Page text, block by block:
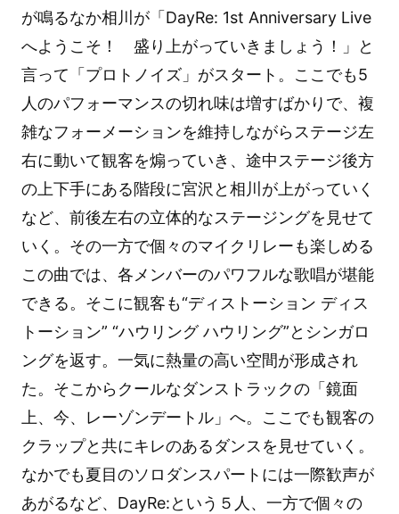
が鳴るなか相川が「DayRe: 1st Anniversary Live
へようこそ！ 盛り上がっていきましょう！」と
言って「プロトノイズ」がスタート。ここでも5
人のパフォーマンスの切れ味は増すばかりで、複
雑なフォーメーションを維持しながらステージ左
右に動いて観客を煽っていき、途中ステージ後方
の上下手にある階段に宮沢と相川が上がっていく
など、前後左右の立体的なステージングを見せて
いく。その一方で個々のマイクリレーも楽しめる
この曲では、各メンバーのパワフルな歌唱が堪能
できる。そこに観客も“ディストーション ディス
トーション” “ハウリング ハウリング”とシンガロ
ングを返す。一気に熱量の高い空間が形成され
た。そこからクールなダンストラックの「鏡面
上、今、レーゾンデートル」へ。ここでも観客の
クラップと共にキレのあるダンスを見せていく。
なかでも夏目のソロダンスパートには一際歓声が
あがるなど、DayRe:という５人、一方で個々の